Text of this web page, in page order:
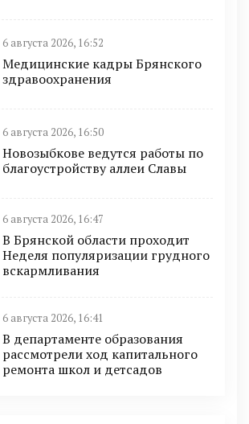
6 августа 2026, 16:52
Медицинские кадры Брянского
здравоохранения
6 августа 2026, 16:50
Новозыбкове ведутся работы по
благоустройству аллеи Славы
6 августа 2026, 16:47
В Брянской области проходит
Неделя популяризации грудного
вскармливания
6 августа 2026, 16:41
В департаменте образования
рассмотрели ход капитального
ремонта школ и детсадов